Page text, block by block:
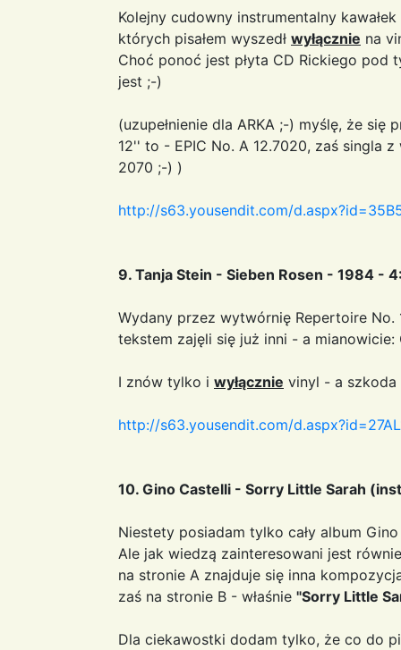
Kolejny cudowny instrumentalny
których pisałem wyszedł wyłącznie na
Choć ponoć jest płyta CD Rickiego pod
jest ;-)
(uzupełnienie dla ARKA ;-) myślę, że
12'' to - EPIC No. A 12.7020, zaś singla
2070 ;-) )
http://s63.yousendit.com/
9. Tanja Stein - Sieben Rosen - 1984 -
Wydany przez wytwórnię Repertoire No.
tekstem zajęli się już inni - a mianowicie:
I znów tylko i wyłącznie vinyl - a szkoda
http://s63.yousendit.com/
10. Gino Castelli - Sorry Little Sarah
Niestety posiadam tylko cały album
Ale jak wiedzą zainteresowani jest
na stronie A znajduje się inna
zaś na stronie B - właśnie "Sorry Little
Dla ciekawostki dodam tylko, że co do